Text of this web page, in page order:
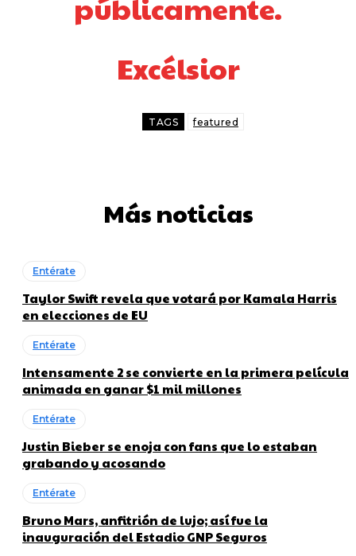
públicamente.
Excélsior
TAGS featured
Más noticias
Entérate
Taylor Swift revela que votará por Kamala Harris
en elecciones de EU
Entérate
Intensamente 2 se convierte en la primera película
animada en ganar $1 mil millones
Entérate
Justin Bieber se enoja con fans que lo estaban
grabando y acosando
Entérate
Bruno Mars, anfitrión de lujo; así fue la
inauguración del Estadio GNP Seguros